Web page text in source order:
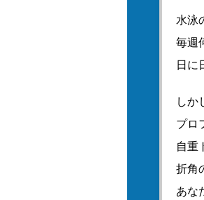
水泳
毎週
日に
しか
プロ
自重
折角
あな